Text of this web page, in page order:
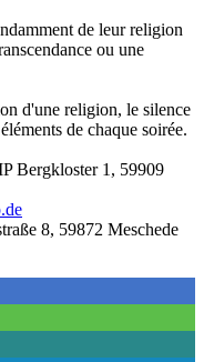
de leur religion
ou une
d'une religion, le silence
de chaque soirée.
Bergkloster 1, 59909
8, 59872 Meschede